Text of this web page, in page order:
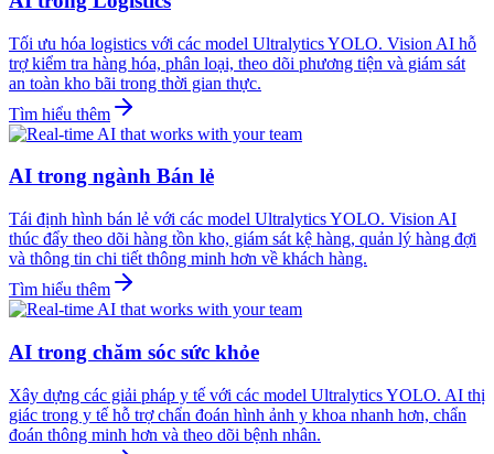
Tối ưu hóa logistics với các model Ultralytics YOLO. Vision AI hỗ
trợ kiểm tra hàng hóa, phân loại, theo dõi phương tiện và giám sát
an toàn kho bãi trong thời gian thực.
Tìm hiểu thêm
AI trong ngành Bán lẻ
Tái định hình bán lẻ với các model Ultralytics YOLO. Vision AI
thúc đẩy theo dõi hàng tồn kho, giám sát kệ hàng, quản lý hàng đợi
và thông tin chi tiết thông minh hơn về khách hàng.
Tìm hiểu thêm
AI trong chăm sóc sức khỏe
Xây dựng các giải pháp y tế với các model Ultralytics YOLO. AI thị
giác trong y tế hỗ trợ chẩn đoán hình ảnh y khoa nhanh hơn, chẩn
đoán thông minh hơn và theo dõi bệnh nhân.